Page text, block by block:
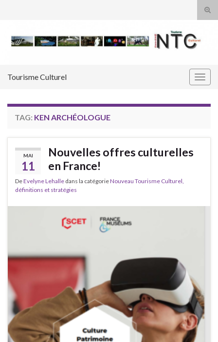
Tourisme Culturel
TAG: KEN ARCHÉOLOGUE
MAI
11
Nouvelles offres culturelles
en France!
DeEvelyne Lehalle dans la catégorieNouveau Tourisme Culturel,
définitions et stratégies